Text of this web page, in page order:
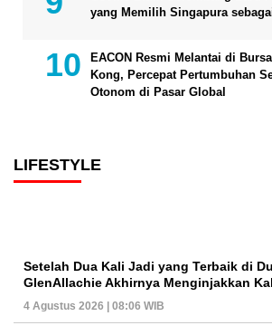
yang Memilih Singapura
EACON Resmi Melantai di
Kong, Percepat Pertumbuhan
Otonom di Pasar Global
LIFESTYLE
Setelah Dua Kali Jadi yang Terbaik di
GlenAllachie Akhirnya Menginjakkan
4 Agustus 2026 | 08:06 WIB